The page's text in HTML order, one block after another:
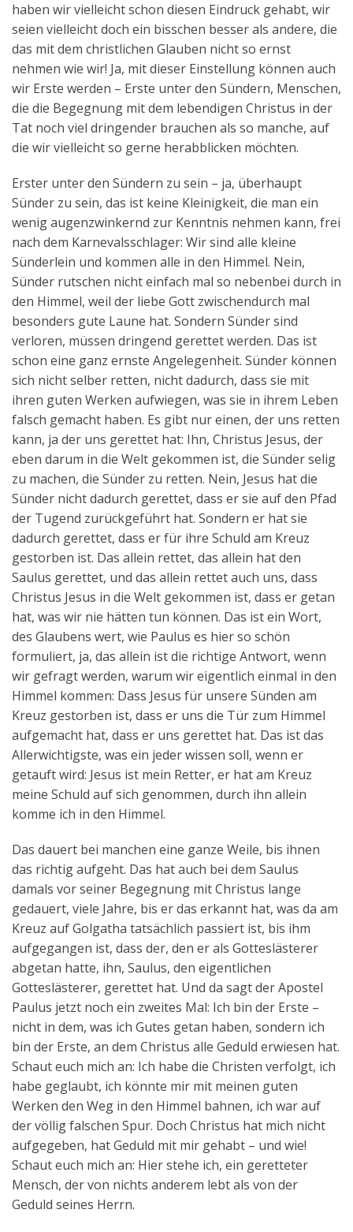
haben wir vielleicht schon diesen Eindruck gehabt, wir
seien vielleicht doch ein bisschen besser als andere, die
das mit dem christlichen Glauben nicht so ernst
nehmen wie wir! Ja, mit dieser Einstellung können auch
wir Erste werden – Erste unter den Sündern, Menschen,
die die Begegnung mit dem lebendigen Christus in der
Tat noch viel dringender brauchen als so manche, auf
die wir vielleicht so gerne herabblicken möchten.
Erster unter den Sündern zu sein – ja, überhaupt
Sünder zu sein, das ist keine Kleinigkeit, die man ein
wenig augenzwinkernd zur Kenntnis nehmen kann, frei
nach dem Karnevalsschlager: Wir sind alle kleine
Sünderlein und kommen alle in den Himmel. Nein,
Sünder rutschen nicht einfach mal so nebenbei durch in
den Himmel, weil der liebe Gott zwischendurch mal
besonders gute Laune hat. Sondern Sünder sind
verloren, müssen dringend gerettet werden. Das ist
schon eine ganz ernste Angelegenheit. Sünder können
sich nicht selber retten, nicht dadurch, dass sie mit
ihren guten Werken aufwiegen, was sie in ihrem Leben
falsch gemacht haben. Es gibt nur einen, der uns retten
kann, ja der uns gerettet hat: Ihn, Christus Jesus, der
eben darum in die Welt gekommen ist, die Sünder selig
zu machen, die Sünder zu retten. Nein, Jesus hat die
Sünder nicht dadurch gerettet, dass er sie auf den Pfad
der Tugend zurückgeführt hat. Sondern er hat sie
dadurch gerettet, dass er für ihre Schuld am Kreuz
gestorben ist. Das allein rettet, das allein hat den
Saulus gerettet, und das allein rettet auch uns, dass
Christus Jesus in die Welt gekommen ist, dass er getan
hat, was wir nie hätten tun können. Das ist ein Wort,
des Glaubens wert, wie Paulus es hier so schön
formuliert, ja, das allein ist die richtige Antwort, wenn
wir gefragt werden, warum wir eigentlich einmal in den
Himmel kommen: Dass Jesus für unsere Sünden am
Kreuz gestorben ist, dass er uns die Tür zum Himmel
aufgemacht hat, dass er uns gerettet hat. Das ist das
Allerwichtigste, was ein jeder wissen soll, wenn er
getauft wird: Jesus ist mein Retter, er hat am Kreuz
meine Schuld auf sich genommen, durch ihn allein
komme ich in den Himmel.
Das dauert bei manchen eine ganze Weile, bis ihnen
das richtig aufgeht. Das hat auch bei dem Saulus
damals vor seiner Begegnung mit Christus lange
gedauert, viele Jahre, bis er das erkannt hat, was da am
Kreuz auf Golgatha tatsächlich passiert ist, bis ihm
aufgegangen ist, dass der, den er als Gotteslästerer
abgetan hatte, ihn, Saulus, den eigentlichen
Gotteslästerer, gerettet hat. Und da sagt der Apostel
Paulus jetzt noch ein zweites Mal: Ich bin der Erste –
nicht in dem, was ich Gutes getan haben, sondern ich
bin der Erste, an dem Christus alle Geduld erwiesen hat.
Schaut euch mich an: Ich habe die Christen verfolgt, ich
habe geglaubt, ich könnte mir mit meinen guten
Werken den Weg in den Himmel bahnen, ich war auf
der völlig falschen Spur. Doch Christus hat mich nicht
aufgegeben, hat Geduld mit mir gehabt – und wie!
Schaut euch mich an: Hier stehe ich, ein geretteter
Mensch, der von nichts anderem lebt als von der
Geduld seines Herrn.